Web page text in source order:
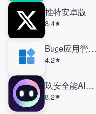
推特安卓版
8.4
Buge应用管理器
4.2
玖安全能AI助手
8.2